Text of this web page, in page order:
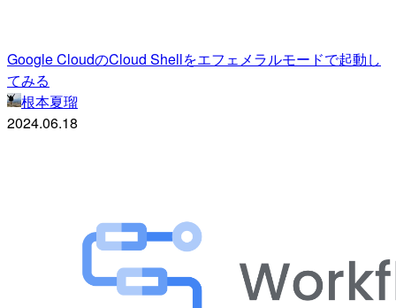
Google CloudのCloud Shellをエフェメラルモードで起動し
てみる
根本夏瑠
2024.06.18